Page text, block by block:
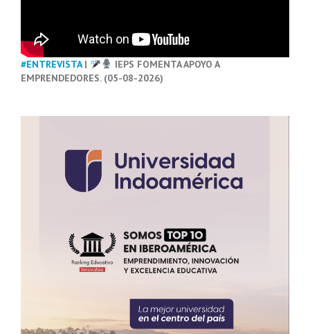
#ENTREVISTA|
IEPS FOMENTA APOYO A
EMPRENDEDORES. (05-08-2026)